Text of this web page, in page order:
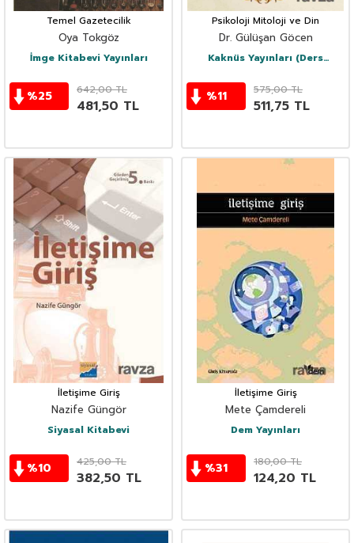
Temel Gazetecilik
Oya Tokgöz
İmge Kitabevi Yayınları
%25 642,00TL
481,50 TL
Psikoloji Mitoloji ve Din
Dr. Gülüşan Göcen
Kaknüs Yayınları (Ders
%11 575,00TL
511,75 TL
İletişime Giriş
Nazife Güngör
Siyasal Kitabevi
%10 425,00TL
382,50 TL
İletişime Giriş
Mete Çamdereli
Dem Yayınları
%31 180,00TL
124,20 TL